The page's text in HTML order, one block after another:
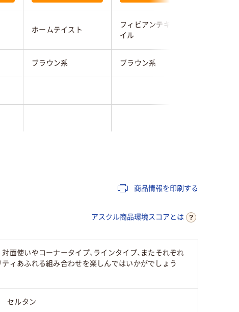
ホームテイスト
フィビアンテキスタ
イル
ブラウン系 ブラウン系
商品情報を印刷する
アスクル商品環境スコアとは
使いやコーナータイプ、ラインタイプ、またそれぞれ
ィあふれる組み合わせを楽しんではいかがでしょう
セルタン